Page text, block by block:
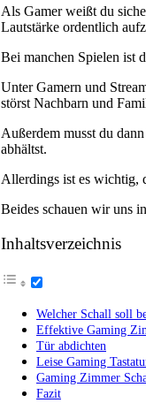
Als Gamer weißt du
Lautstärke ordentlich
Bei manchen Spielen ist
Unter Gamern und
störst Nachbarn und
Außerdem musst du
abhältst.
Allerdings ist es wichtig,
Beides schauen wir uns
Inhaltsverzeichnis
Welcher Schall soll
Effektive Gaming
Tür abdichten
Leise Gaming
Gaming Zimmer
Fazit